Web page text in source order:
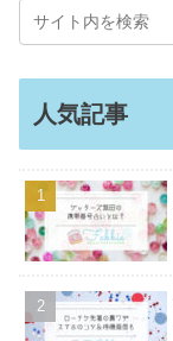
人気記事